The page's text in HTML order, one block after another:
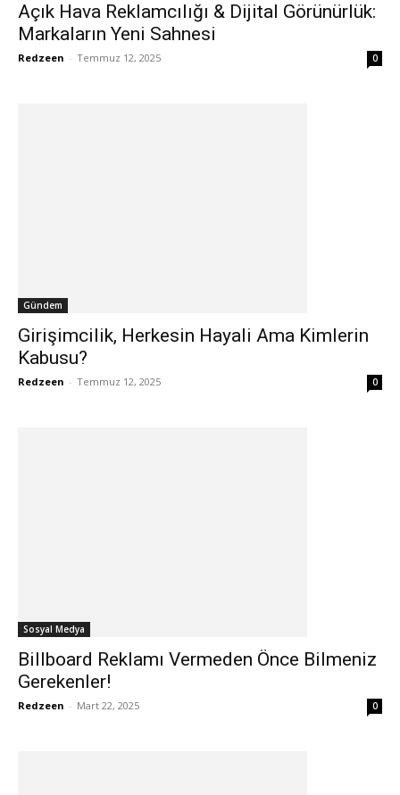
Açık Hava Reklamcılığı & Dijital Görünürlük:
Markaların Yeni Sahnesi
Redzeen - Temmuz 12, 2025 0
Gündem
Girişimcilik, Herkesin Hayali Ama Kimlerin
Kabusu?
Redzeen - Temmuz 12, 2025 0
Sosyal Medya
Billboard Reklamı Vermeden Önce Bilmeniz
Gerekenler!
Redzeen - Mart 22, 2025 0